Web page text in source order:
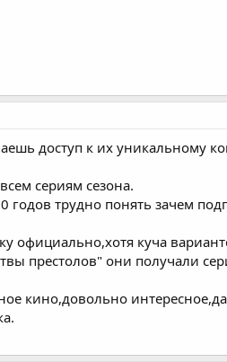
доступ к их уникальному
сериям сезона.
трудно понять зачем
официально,хотя куча
престолов" они получали
кино,довольно